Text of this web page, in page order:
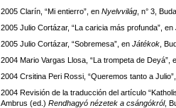
2005 Clarín, “Mi entierro”, en Nyelvvilág , n° 3,
2005 Julio Cortázar, “La caricia más profunda”, en
2005 Julio Cortázar, “Sobremesa”, en Játékok ,
2004 Mario Vargas Llosa, “La trompeta de Deyá”,
2004 Crsitina Peri Rossi, “Queremos tanto a
2004 Revisión de la traducción del artículo
Ambrus (ed.) Rendhagyó nézetek a csángókról,